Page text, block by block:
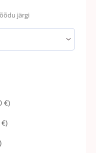
järgi
€)